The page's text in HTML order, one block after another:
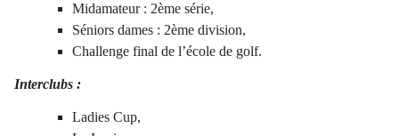
Midamateur : 2ème série,
Séniors dames : 2ème division,
Challenge final de l’école de golf.
Interclubs :
Ladies Cup,